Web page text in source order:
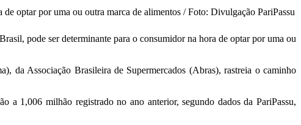
optar por uma ou outra marca de alimentos / Foto: Divulgação PariPassu
pode ser determinante para o consumidor na hora de optar por uma ou
da Associação Brasileira de Supermercados (Abras), rastreia o caminho
a 1,006 milhão registrado no ano anterior, segundo dados da PariPassu,